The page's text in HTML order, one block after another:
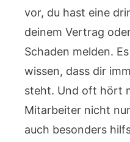
vor, du hast eine
deinem Vertrag
Schaden melden.
wissen, dass dir
steht. Und oft hört
Mitarbeiter nicht
auch besonders